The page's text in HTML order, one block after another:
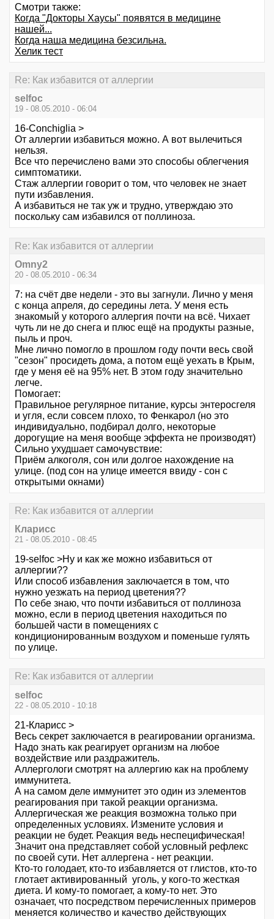
Смотри также:
Когда "Докторы Хаусы" появятся в медицине
нашей...
Когда наша медицина безсильна.
Хелик тест
Re: Как избавится от аллергии
selfoc
19 - 08.05.2010 - 06:04
16-Conchiglia >
От аллергии избавиться можно. А вот вылечиться
нельзя.
Все что перечислено вами это способы облегчения
симптоматики.
Стаж аллергии говорит о том, что человек не знает
пути избавления.
А избавиться не так уж и трудно, утверждаю это
поскольку сам избавился от поллиноза.
Re: Как избавится от аллергии
Omny2
20 - 08.05.2010 - 06:34
7: на счёт две недели - это вы загнули. Лично у меня
с конца апреля, до середины лета. У меня есть
знакомый у которого аллергия почти на всё. Чихает
чуть ли не до снега и плюс ещё на продукты разные,
пыль и проч.
Мне лично помогло в прошлом году почти весь свой
"сезон" просидеть дома, а потом ещё уехать в Крым,
где у меня её на 95% нет. В этом году значительно
легче.
Помогает:
Правильное регулярное питание, курсы энтеросгеля
и угля, если совсем плохо, то Фенкарол (но это
индивидуально, подбирал долго, некоторые
дорогущие на меня вообще эффекта не производят)
Сильно ухудшает самочувствие:
Приём алкоголя, сон или долгое нахождение на
улице. (под сон на улице имеется ввиду - сон с
открытыми окнами)
Re: Как избавится от аллергии
Кларисс
21 - 08.05.2010 - 08:45
19-selfoc >Ну и как же можно избавиться от
аллергии??
Или способ избавления заключается в том, что
нужно уезжать на период цветения??
По себе знаю, что почти избавиться от поллиноза
можно, если в период цветения находиться по
большей части в помещениях с
кондиционированным воздухом и поменьше гулять
по улице.
Re: Как избавится от аллергии
selfoc
22 - 08.05.2010 - 10:18
21-Кларисс >
Весь секрет заключается в реагировании организма.
Надо знать как реагирует организм на любое
воздействие или раздражитель.
Аллергологи смотрят на аллергию как на проблему
иммунитета.
А на самом деле иммунитет это один из элементов
реагирования при такой реакции организма.
Аллергическая же реакция возможна только при
определенных условиях. Измените условия и
реакции не будет. Реакция ведь неспецифическая!
Значит она представляет собой условный рефлекс
по своей сути. Нет аллергена - нет реакции.
Кто-то голодает, кто-то избавляется от глистов, кто-то
глотает активированный уголь, у кого-то жесткая
диета. И кому-то помогает, а кому-то нет. Это
означает, что посредством перечисленных примеров
меняется количество и качество действующих